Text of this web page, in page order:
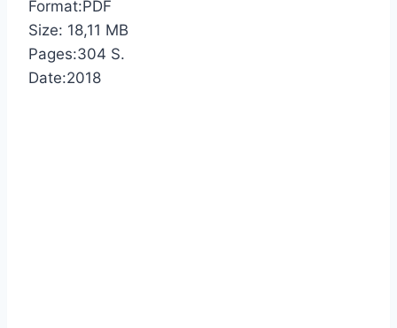
Format:PDF
Size: 18,11 MB
Pages:304 S.
Date:2018